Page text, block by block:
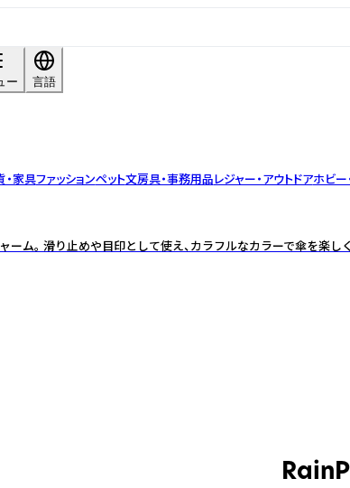
ー
言語
・家具ファッションペット文房具・事務用品レジャー・アウトドアホビー
ム。 滑り止めや目印として使え、カラフルなカラーで傘を楽し